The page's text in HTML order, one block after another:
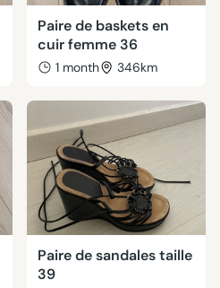
Paire de baskets en
cuir femme 36
1 month 346km
Paire de sandales taille
39